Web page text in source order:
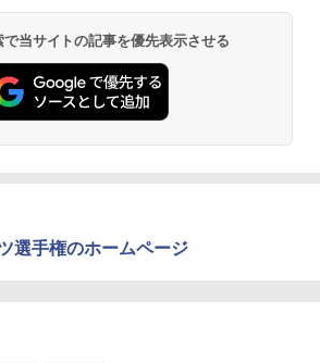
【純正品】Xbox ワイヤレス コントロー
ラー (ロボット ホワイト)
【純正品】Xbox ワイヤレス コントロー
劇場版「鬼滅の刃」無限城編 第一章 猗
窩座再来 通常版 [Blu-ray]
劇場版「鬼滅の刃」無限城編 第一章 猗
当サイトの記事を優先表示させる
選手権のホームページ